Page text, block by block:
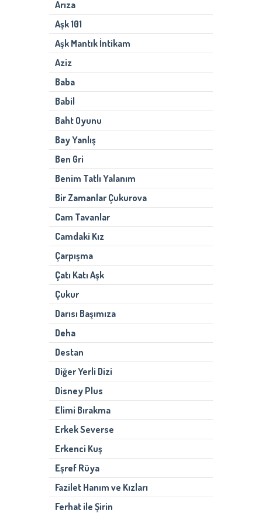
Arıza
Aşk 101
Aşk Mantık İntikam
Aziz
Baba
Babil
Baht Oyunu
Bay Yanlış
Ben Gri
Benim Tatlı Yalanım
Bir Zamanlar Çukurova
Cam Tavanlar
Camdaki Kız
Çarpışma
Çatı Katı Aşk
Çukur
Darısı Başımıza
Deha
Destan
Diğer Yerli Dizi
Disney Plus
Elimi Bırakma
Erkek Severse
Erkenci Kuş
Eşref Rüya
Fazilet Hanım ve Kızları
Ferhat ile Şirin